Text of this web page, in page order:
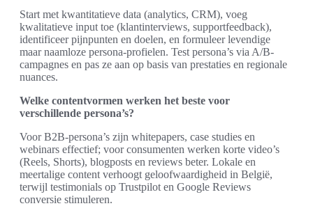
Start met kwantitatieve data (analytics, CRM), voeg
kwalitatieve input toe (klantinterviews, supportfeedback),
identificeer pijnpunten en doelen, en formuleer levendige
maar naamloze persona-profielen. Test persona’s via A/B-
campagnes en pas ze aan op basis van prestaties en regionale
nuances.
Welke contentvormen werken het beste voor
verschillende persona’s?
Voor B2B-persona’s zijn whitepapers, case studies en
webinars effectief; voor consumenten werken korte video’s
(Reels, Shorts), blogposts en reviews beter. Lokale en
meertalige content verhoogt geloofwaardigheid in België,
terwijl testimonials op Trustpilot en Google Reviews
conversie stimuleren.